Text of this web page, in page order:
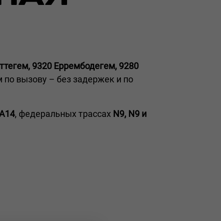
9320 Еррембодегем, 9280
по вызову – без задержек и по
, федеральных трассах N9, N9 и